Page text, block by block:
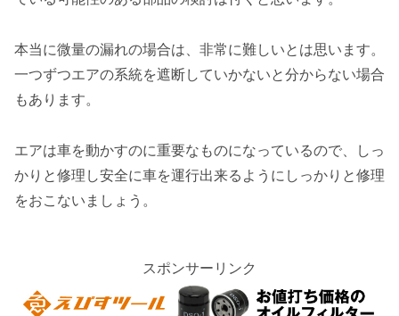
本当に微量の漏れの場合は、非常に難しいとは思います。
一つずつエアの系統を遮断していかないと分からない場合
もあります。
エアは車を動かすのに重要なものになっているので、しっ
かりと修理し安全に車を運行出来るようにしっかりと修理
をおこないましょう。
スポンサーリンク